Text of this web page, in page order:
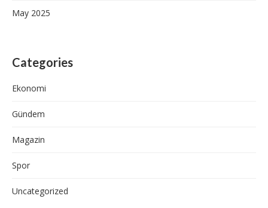
May 2025
Categories
Ekonomi
Gündem
Magazin
Spor
Uncategorized